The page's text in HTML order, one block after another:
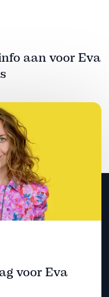
aan voor Eva
voor Eva